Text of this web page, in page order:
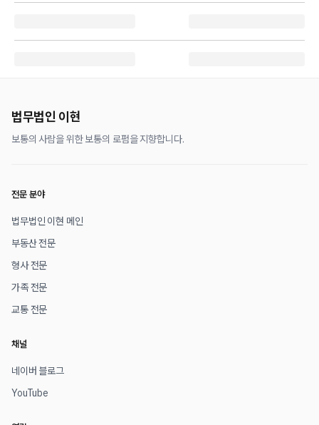
법무법인 이현
보통의 사람을 위한 보통의 로펌을 지향합니다.
전문 분야
법무법인 이현 메인
부동산 전문
형사 전문
가족 전문
교통 전문
채널
네이버 블로그
YouTube